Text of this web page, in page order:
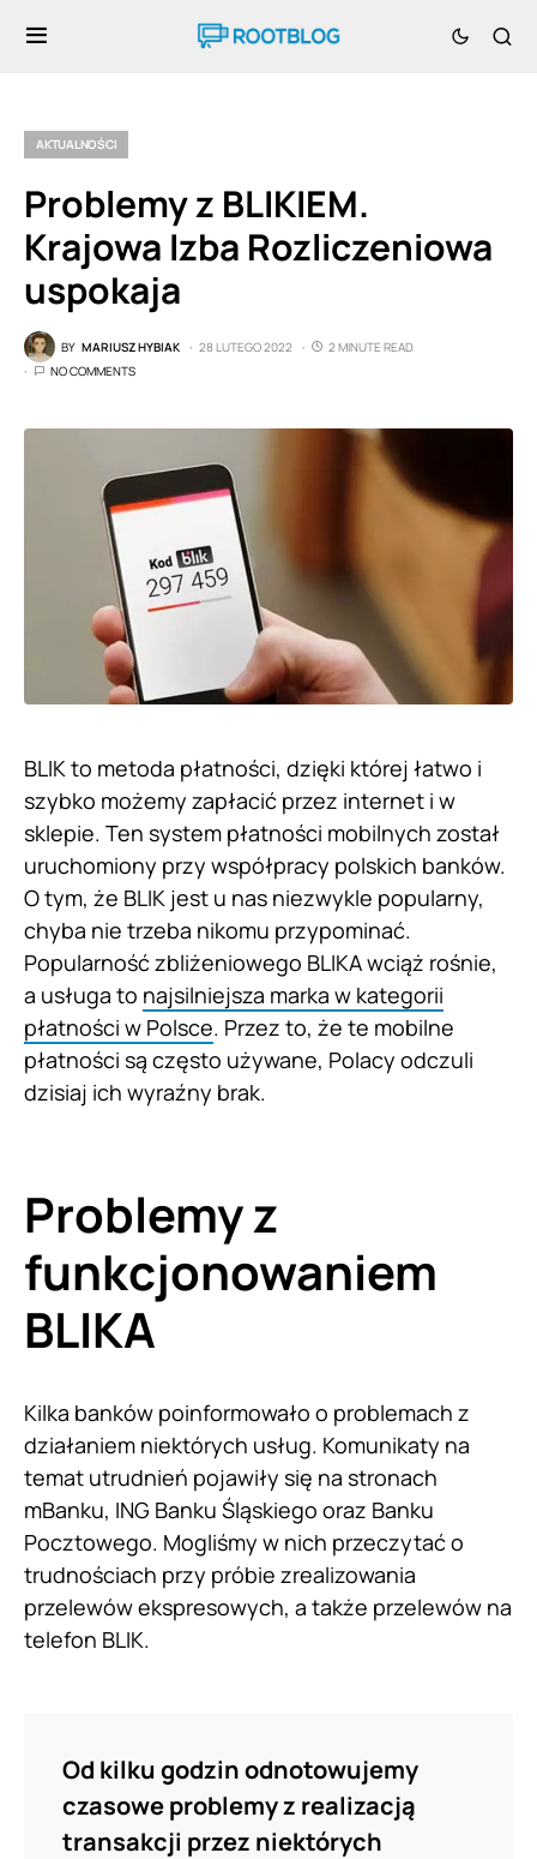
AKTUALNOŚCI
Problemy z BLIKIEM.
Krajowa Izba Rozliczeniowa
uspokaja
BY MARIUSZ HYBIAK 28 LUTEGO 2022
2 MINUTE READ
NO COMMENTS
BLIK to metoda płatności, dzięki której łatwo i
szybko możemy zapłacić przez internet i w
sklepie. Ten system płatności mobilnych został
uruchomiony przy współpracy polskich banków.
O tym, że BLIK jest u nas niezwykle popularny,
chyba nie trzeba nikomu przypominać.
Popularność zbliżeniowego BLIKA wciąż rośnie,
a usługa to najsilniejsza marka w kategorii
płatności w Polsce. Przez to, że te mobilne
płatności są często używane, Polacy odczuli
dzisiaj ich wyraźny brak.
Problemy z
funkcjonowaniem
BLIKA
Kilka banków poinformowało o problemach z
działaniem niektórych usług. Komunikaty na
temat utrudnień pojawiły się na stronach
mBanku, ING Banku Śląskiego oraz Banku
Pocztowego. Mogliśmy w nich przeczytać o
trudnościach przy próbie zrealizowania
przelewów ekspresowych, a także przelewów na
telefon BLIK.
Od kilku godzin odnotowujemy
czasowe problemy z realizacją
transakcji przez niektórych